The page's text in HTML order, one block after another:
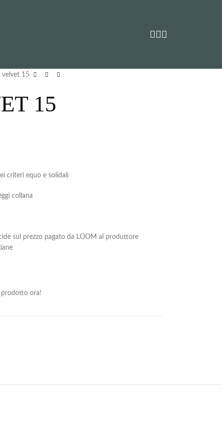
velvet 15
15
criteri equo e solidali
collana
sul prezzo pagato da LOOM al produttore
prodotto ora!